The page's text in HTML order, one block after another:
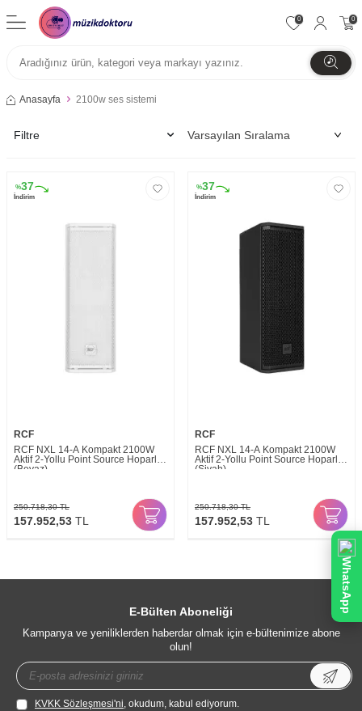
0 0
Anasayfa 2100w ses sistemi
Filtre
%37
İndirim
RCF
RCF NXL 14-A Kompakt 2100W
Aktif 2-Yollu Point Source Hoparlör
(Beyaz)
250.718,30TL
157.952,53 TL
%37
İndirim
RCF
RCF NXL 14-A Kompakt 2100W
Aktif 2-Yollu Point Source Hoparlör
(Siyah)
250.718,30TL
157.952,53 TL
E-Bülten Aboneliği
Kampanya ve yeniliklerden haberdar olmak için e-bültenimize abone
olun!
KVKK Sözleşmesi'ni, okudum, kabul ediyorum.
WhatsApp